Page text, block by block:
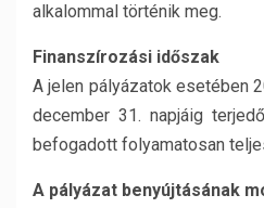
alkalommal történik meg.
Finanszírozási időszak
A jelen pályázatok esetében
december 31. napjáig
befogadott folyamatosan
A pályázat benyújtásának